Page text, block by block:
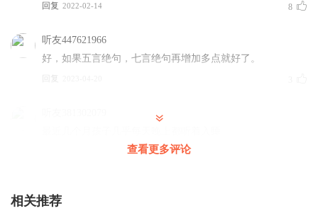
回复 2022-02-14 8
听友447621966
好，如果五言绝句，七言绝句再增加多点就好了。
回复
很好很好很好很好很好很好很好
查看更多评论
相关推荐